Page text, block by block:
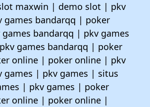
maxwin | demo slot | pkv
games bandarqq | poker
games bandarqq | pkv games
pkv games bandarqq | poker
online | poker online | pkv
games | pkv games | situs
| pkv games | poker
online | poker online |